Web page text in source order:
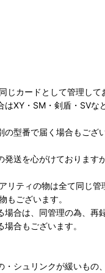
じカードとして管理して
XY・SM・剣盾・SV
型番で届く場合もござい
送を心がけております
ティの物は全て同じ管
もございます。
合は、同管理の為、再
合もございます。
シュリンクが緩いもの